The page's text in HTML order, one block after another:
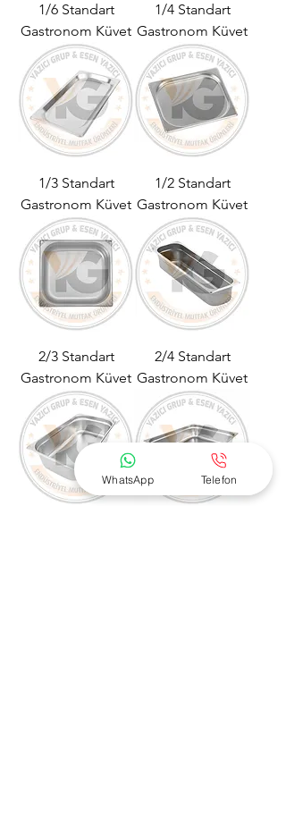
1/6 Standart
Gastronom Küvet
1/4 Standart
Gastronom Küvet
1/3 Standart
Gastronom Küvet
1/2 Standart
Gastronom Küvet
2/3 Standart
Gastronom Küvet
2/4 Standart
Gastronom Küvet
WhatsApp Telefon